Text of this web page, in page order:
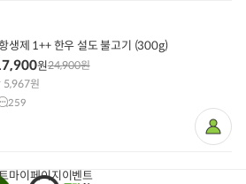
마이페이지이벤트
마
이
생제 1++ 한우 설도 불고기 (300g)
원24,900원
5,967원
259